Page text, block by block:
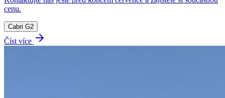
cenu.
Cabri G2
Číst více